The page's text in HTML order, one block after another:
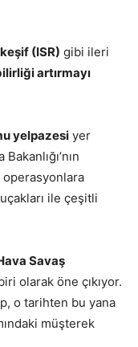
(ISR) gibi ileri
artırmayı
yelpazesi yer
operasyonlara
ile çeşitli
Savaş
olarak öne çıkıyor.
o tarihten bu yana
müşterek